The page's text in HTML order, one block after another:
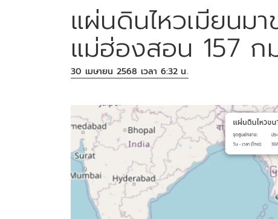
แผ่นดินไหวเมียนม
แม่ฮ่องสอน 157 ก
30 เมษายน 2568 เวลา 6:32 น.